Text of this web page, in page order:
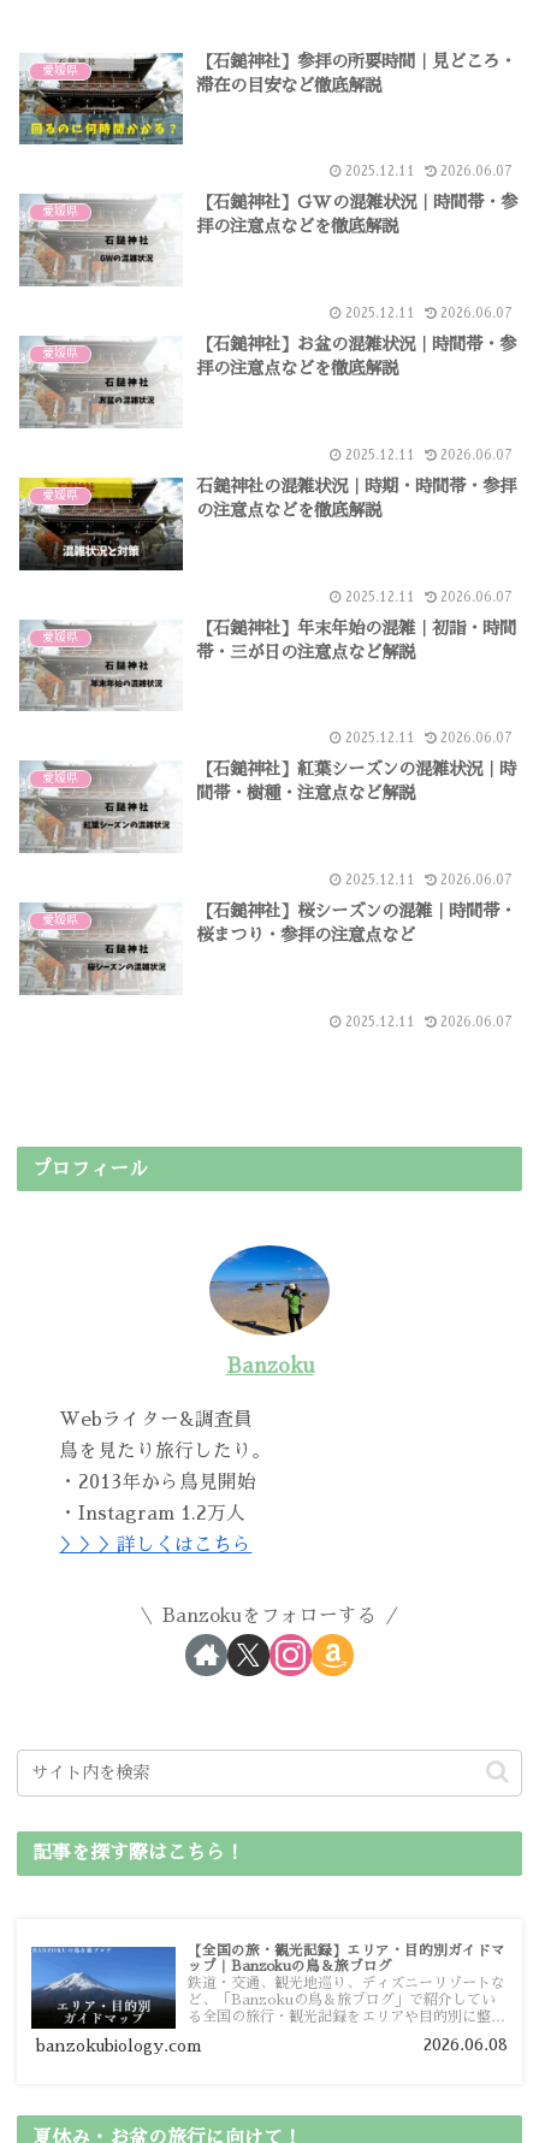
愛媛県
【石鎚神社】参拝の所要時間｜見どころ・
滞在の目安など徹底解説
2025.12.11 2026.06.07
愛媛県
【石鎚神社】GWの混雑状況｜時間帯・参
拝の注意点などを徹底解説
2025.12.11 2026.06.07
愛媛県
【石鎚神社】お盆の混雑状況｜時間帯・参
拝の注意点などを徹底解説
2025.12.11 2026.06.07
愛媛県
石鎚神社の混雑状況｜時期・時間帯・参拝
の注意点などを徹底解説
2025.12.11 2026.06.07
愛媛県
【石鎚神社】年末年始の混雑｜初詣・時間
帯・三が日の注意点など解説
2025.12.11 2026.06.07
愛媛県
【石鎚神社】紅葉シーズンの混雑状況｜時
間帯・樹種・注意点など解説
2025.12.11 2026.06.07
愛媛県
【石鎚神社】桜シーズンの混雑｜時間帯・
桜まつり・参拝の注意点など
2025.12.11 2026.06.07
プロフィール
Banzoku
Webライター&調査員
鳥を見たり旅行したり。
・2013年から鳥見開始
・Instagram 1.2万人
＞＞＞詳しくはこちら
Banzokuをフォローする
記事を探す際はこちら！
【全国の旅・観光記録】エリア・目的別ガイドマ
ップ｜Banzokuの鳥＆旅ブログ
鉄道・交通、観光地巡り、ディズニーリゾートな
ど、「Banzokuの鳥＆旅ブログ」で紹介してい
る全国の旅行・観光記録をエリアや目的別に整理
ガイドマップからスムーズに見つけていただけま
banzokubiology.com 2026.06.08
夏休み・お盆の旅行に向けて！